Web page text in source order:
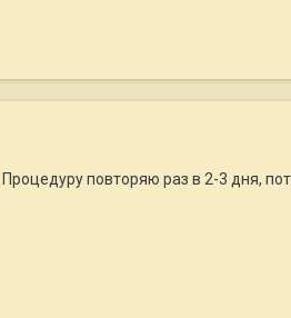
повторяю раз в 2-3 дня,